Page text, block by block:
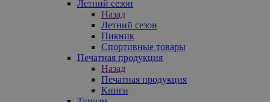
Летний сезон
Назад
Летний сезон
Пикник
Спортивные товары
Печатная продукция
Назад
Печатная продукция
Книги